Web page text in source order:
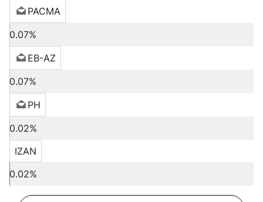
PACMA
0.07%
EB-AZ
0.07%
PH
0.02%
IZAN
0.02%